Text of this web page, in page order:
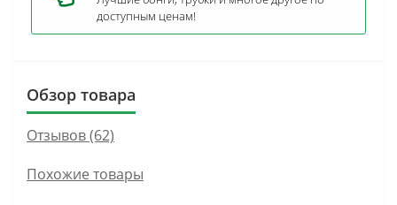
доступным ценам!
Обзор товара
Отзывов (62)
Похожие товары